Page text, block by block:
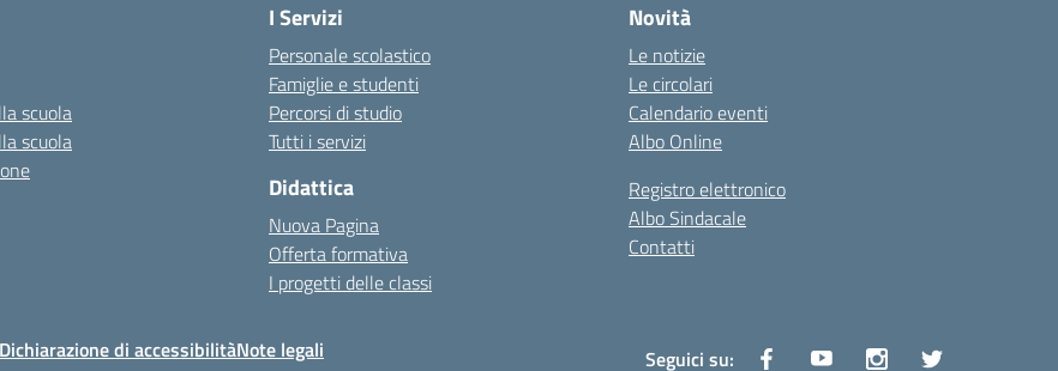
scuola
scuola
I Servizi
Personale scolastico
Famiglie e studenti
Percorsi di studio
Tutti i servizi
Didattica
Nuova Pagina
Offerta formativa
I progetti delle classi
Novità
Le notizie
Le circolari
Calendario eventi
Albo Online
Registro elettronico
Albo Sindacale
Contatti
Dichiarazione di accessibilitàNote legali Seguici su: